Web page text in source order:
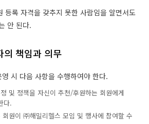
등록 자격을 갖추지 못한 사람임을 알면서도
안 된다.
책임과 의무
시 다음 사항을 수행하여야 한다.
및 정책을 자신이 추천/후원하는 회원에게
다.
원이 ㈜해밀리헬스 모임 및 행사에 참여할 수